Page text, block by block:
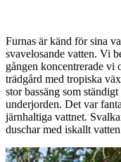
Furnas är känd för sina
svavelosande vatten. Vi
gången koncentrerade vi
trädgård med tropiska
stor bassäng som
underjorden. Det var
järnhaltiga vattnet.
duschar med iskallt